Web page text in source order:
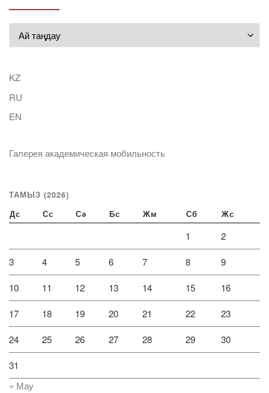
KZ
RU
EN
Галерея академическая мобильность
ТАМЫЗ (2026)
Дс Сс Сә Бс Жм Сб Жс
1 2
3 4 5 6 7 8 9
10 11 12 13 14 15 16
17 18 19 20 21 22 23
24 25 26 27 28 29 30
31
« Мау